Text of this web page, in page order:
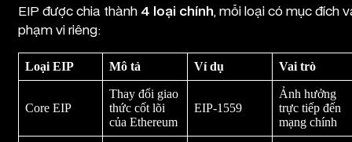
EIP được chia thành 4 loại chính, mỗi loại có mục đích
phạm vi riêng:
Loại EIP Mô tả Ví dụ Vai trò
Core EIP
Thay đổi giao
thức cốt lõi
của Ethereum
EIP-1559
Ảnh hưởng
trực tiếp đến
mạng chính